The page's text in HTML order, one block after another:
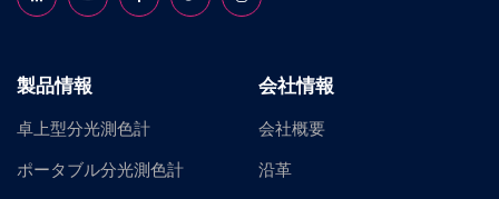
製品情報
卓上型分光測色計
ポータブル分光測色計
会社情報
会社概要
沿革